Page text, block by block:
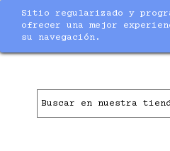
Notice : Undefined index:
Sitio regularizado y
ofrecer una mejor
su navegación.
Contacto